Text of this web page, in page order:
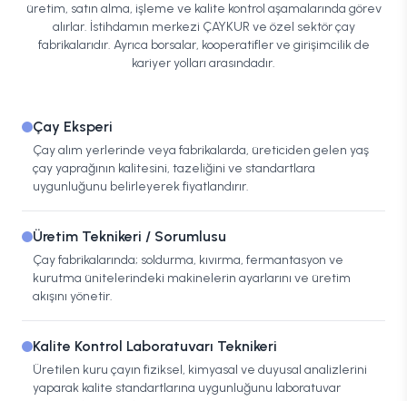
üretim, satın alma, işleme ve kalite kontrol aşamalarında görev
alırlar. İstihdamın merkezi ÇAYKUR ve özel sektör çay
fabrikalarıdır. Ayrıca borsalar, kooperatifler ve girişimcilik de
kariyer yolları arasındadır.
Çay Eksperi
Çay alım yerlerinde veya fabrikalarda, üreticiden gelen yaş
çay yaprağının kalitesini, tazeliğini ve standartlara
uygunluğunu belirleyerek fiyatlandırır.
Üretim Teknikeri / Sorumlusu
Çay fabrikalarında; soldurma, kıvırma, fermantasyon ve
kurutma ünitelerindeki makinelerin ayarlarını ve üretim
akışını yönetir.
Kalite Kontrol Laboratuvarı Teknikeri
Üretilen kuru çayın fiziksel, kimyasal ve duyusal analizlerini
yaparak kalite standartlarına uygunluğunu laboratuvar